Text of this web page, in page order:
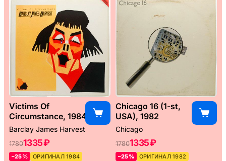
Victims Of
Circumstance, 1984
Barclay James Harvest
17801335 ₽
–25%
ОРИГИНАЛ 1984
Chicago 16 (1-st,
USA), 1982
Chicago
17801335 ₽
–25% ОРИГИНАЛ 1982